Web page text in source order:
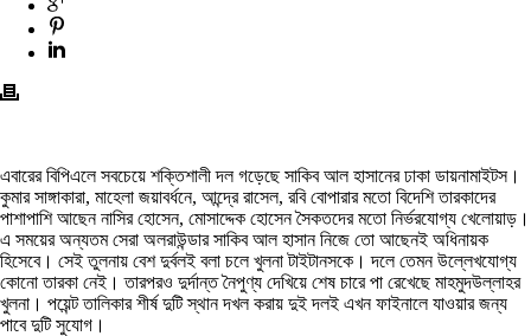
এবারের বিপিএলে সবচেয়ে শক্তিশালী দল গড়েছে সাকিব আল হাসানের ঢাকা ডায়নামাইটস।
কুমার সাঙ্গাকারা, মাহেলা জয়াবর্ধনে, আন্দ্রে রাসেল, রবি বোপারার মতো বিদেশি তারকাদের
পাশাপাশি আছেন নাসির হোসেন, মোসাদ্দেক হোসেন সৈকতদের মতো নির্ভরযোগ্য খেলোয়াড়।
এ সময়ের অন্যতম সেরা অলরাউন্ডার সাকিব আল হাসান নিজে তো আছেনই অধিনায়ক
হিসেবে। সেই তুলনায় বেশ দুর্বলই বলা চলে খুলনা টাইটানসকে। দলে তেমন উল্লেখযোগ্য
কোনো তারকা নেই। তারপরও দুর্দান্ত নৈপুণ্য দেখিয়ে শেষ চারে পা রেখেছে মাহমুদউল্লাহর
খুলনা। পয়েন্ট তালিকার শীর্ষ দুটি স্থান দখল করায় দুই দলই এখন ফাইনালে যাওয়ার জন্য
পাবে দুটি সুযোগ।